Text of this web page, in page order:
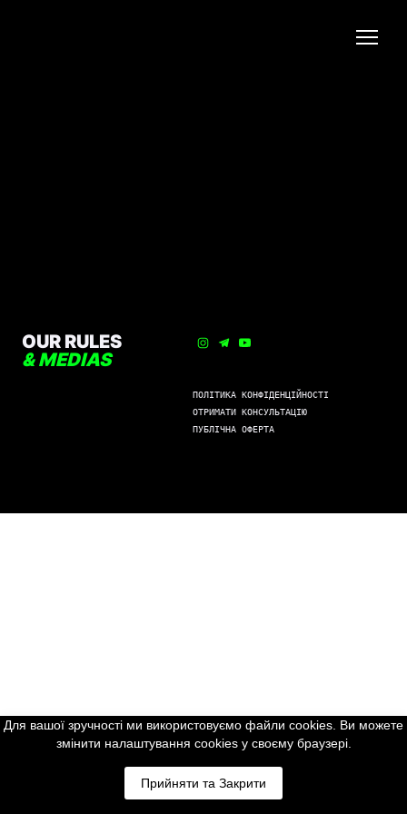
OUR RULES
& MEDIAS
ПУБЛІЧНА ОФЕРТА
ПОЛІТИКА КОНФІДЕНЦІЙНОСТІ
ОТРИМАТИ КОНСУЛЬТАЦІЮ
Для вашої зручності ми використовуємо файли cookies. Ви можете
змінити налаштування cookies у своєму браузері.
Прийняти та Закрити